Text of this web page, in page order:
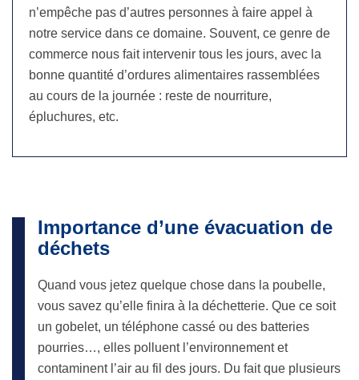
n’empêche pas d’autres personnes à faire appel à
notre service dans ce domaine. Souvent, ce genre de
commerce nous fait intervenir tous les jours, avec la
bonne quantité d’ordures alimentaires rassemblées
au cours de la journée : reste de nourriture,
épluchures, etc.
Importance d’une évacuation de
déchets
Quand vous jetez quelque chose dans la poubelle,
vous savez qu’elle finira à la déchetterie. Que ce soit
un gobelet, un téléphone cassé ou des batteries
pourries…, elles polluent l’environnement et
contaminent l’air au fil des jours. Du fait que plusieurs